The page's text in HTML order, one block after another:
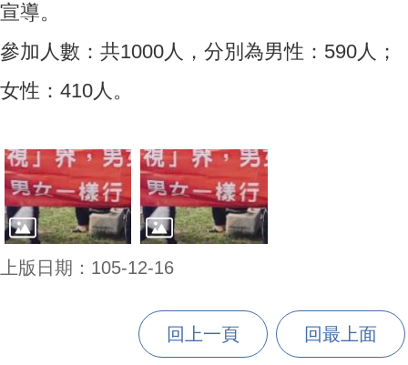
宣導。
參加人數：共1000人，分別為男性：590人；
女性：410人。
上版日期：105-12-16
回上一頁 回最上面